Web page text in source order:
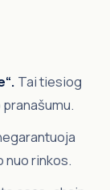
Tai tiesiog
rinkos.